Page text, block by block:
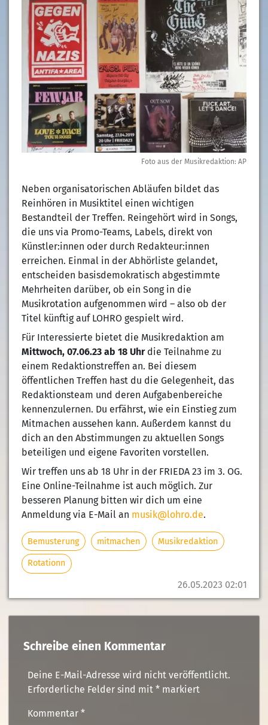
26.05.2023 02:01
Foto aus der Musikredaktion: AP
Neben organisatorischen Abläufen bildet das
Reinhören in Musiktitel einen wichtigen
Bestandteil der Treffen. Reingehört wird in Songs,
die uns via Promo-Teams, Labels, direkt von
Künstler:innen oder durch Redakteur:innen
erreichen. Einmal in der Abhörliste gelandet,
entscheiden basisdemokratisch abgestimmte
Mehrheiten darüber, ob ein Song in die
Musikrotation aufgenommen wird – also ob der
Titel künftig auf LOHRO gespielt wird.
Für Interessierte bietet die Musikredaktion am
Mittwoch, 07.06.23 ab 18 Uhrdie Teilnahme zu
einem Redaktionstreffen an. Bei diesem
öffentlichen Treffen hast du die Gelegenheit, das
Redaktionsteam und deren Aufgabenbereiche
kennenzulernen. Du erfährst, wie ein Einstieg zum
Mitmachen aussehen kann. Außerdem kannst du
dich an den Abstimmungen zu aktuellen Songs
beteiligen und eigene Favoriten vorstellen.
Wir treffen uns ab 18 Uhr in der FRIEDA 23 im 3. OG.
Eine Online-Teilnahme ist auch möglich. Zur
besseren Planung bitten wir dich um eine
Anmeldung via E-Mail an musik@lohro.de.
Bemusterung mitmachen Musikredaktion
Rotationn
Schreibe einen Kommentar
Deine E-Mail-Adresse wird nicht veröffentlicht.
Erforderliche Felder sind mit *markiert
Kommentar *